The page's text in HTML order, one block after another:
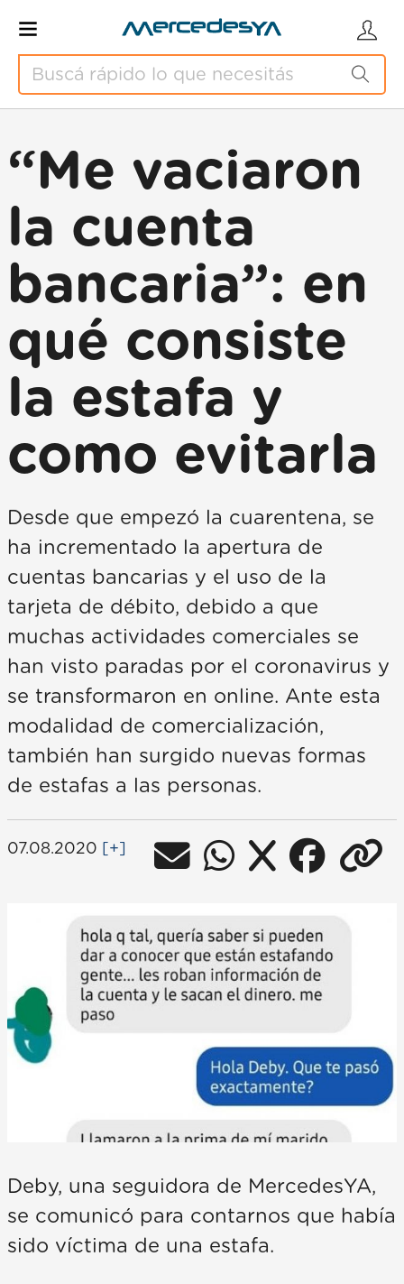
“Me vaciaron
la cuenta
bancaria”: en
qué consiste
la estafa y
como evitarla
Desde que empezó la cuarentena, se
ha incrementado la apertura de
cuentas bancarias y el uso de la
tarjeta de débito, debido a que
muchas actividades comerciales se
han visto paradas por el coronavirus y
se transformaron en online. Ante esta
modalidad de comercialización,
también han surgido nuevas formas
de estafas a las personas.
07.08.2020 [+]
Deby, una seguidora de MercedesYA,
se comunicó para contarnos que había
sido víctima de una estafa.